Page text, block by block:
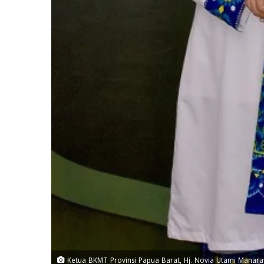
Ketua BKMT Provinsi Papua Barat, Hj. Novia Utami